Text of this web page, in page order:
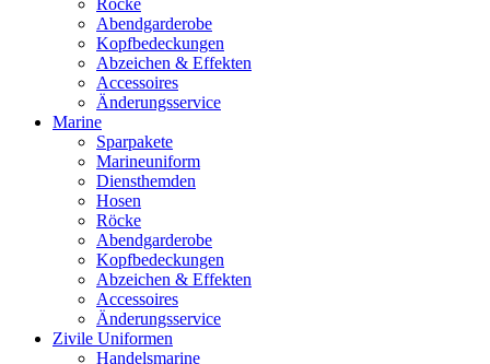
Röcke
Abendgarderobe
Kopfbedeckungen
Abzeichen & Effekten
Accessoires
Änderungsservice
Marine
Sparpakete
Marineuniform
Diensthemden
Hosen
Röcke
Abendgarderobe
Kopfbedeckungen
Abzeichen & Effekten
Accessoires
Änderungsservice
Zivile Uniformen
Handelsmarine